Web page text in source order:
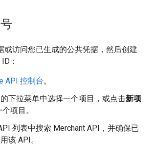
或访问您已生成的公共凭据，然后创建
：
API 控制台。
下拉菜单中选择一个项目，或点击新项
项目。
列表中搜索 Merchant API，并确保已
该 API。